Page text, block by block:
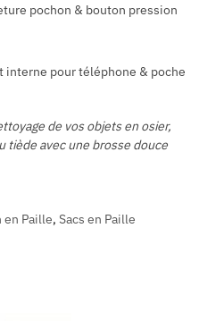
pochon & bouton pression
interne pour téléphone & poche
de vos objets en osier,
tiède avec une brosse douce
en Paille, Sacs en Paille